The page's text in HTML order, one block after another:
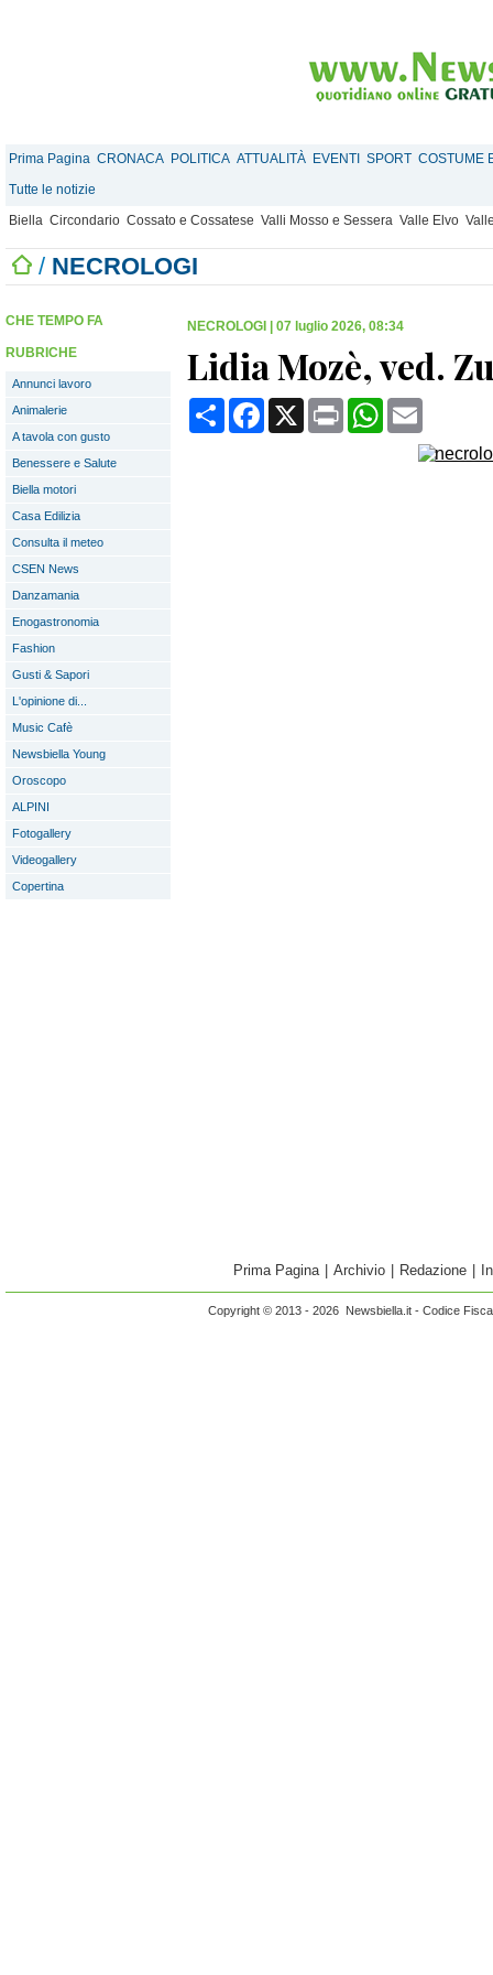
Prima Pagina CRONACA POLITICA ATTUALITÀ EVENTI SPORT COSTUME
Tutte le notizie
Biella Circondario Cossato e Cossatese Valli Mosso e Sessera Valle Elvo
/ NECROLOGI
CHE TEMPO FA
RUBRICHE
Annunci lavoro
Animalerie
A tavola con gusto
Benessere e Salute
Biella motori
Casa Edilizia
Consulta il meteo
CSEN News
Danzamania
Enogastronomia
Fashion
Gusti & Sapori
L'opinione di...
Music Cafè
Newsbiella Young
Oroscopo
ALPINI
Fotogallery
Videogallery
Copertina
NECROLOGI 07 luglio 2026, 08:34
Lidia Mozè, ved.
CondividiFacebook
X Print WhatsApp
Prima Pagina Archivio Redazione
Copyright © 2013 - 2026 Newsbiella.it - Codice